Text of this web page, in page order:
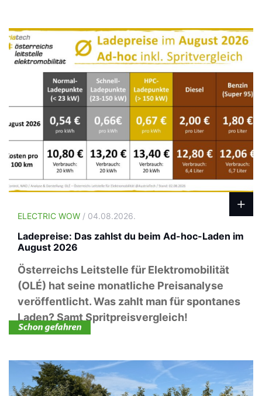
ELECTRIC WOW / 04.08.2026.
Ladepreise: Das zahlst du beim Ad-hoc-Laden im
August 2026
Österreichs Leitstelle für Elektromobilität
(OLÉ) hat seine monatliche Preisanalyse
veröffentlicht. Was zahlt man für spontanes
Laden? Samt Spritpreisvergleich!